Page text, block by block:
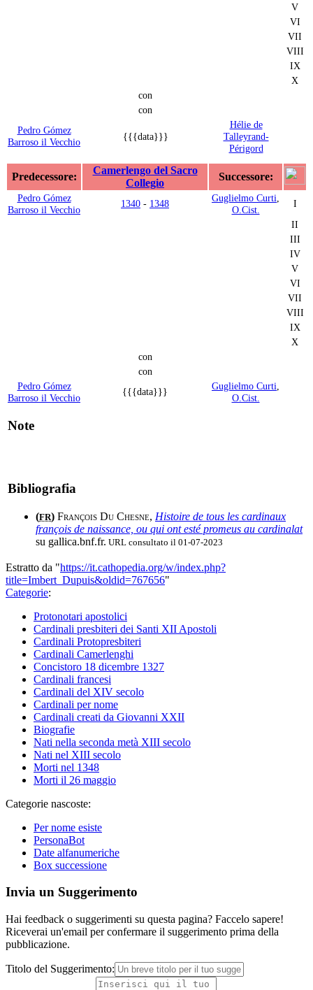
V
VI
VII
VIII
IX
X
con
con
Pedro Gómez
Barroso il Vecchio
{{{data}}}
Hélie de
Talleyrand-
Périgord
Predecessore:
Camerlengo del Sacro
Collegio
Successore:
Pedro Gómez
Barroso il Vecchio
1340 - 1348 Guglielmo Curti
O.Cist.
I
II
III
IV
V
VI
VII
VIII
IX
X
con
con
Pedro Gómez
Barroso il Vecchio
{{{data}}} Guglielmo Curti
O.Cist.
Note
Bibliografia
(FR) François Du Chesne, Histoire de tous les cardinaux
françois de naissance, ou qui ont esté promeus au cardinalat
su gallica.bnf.fr. URL consultato il 01-07-2023
Estratto da "https://it.cathopedia.org/w/index.php?
title=Imbert_Dupuis&oldid=767656"
Categorie:
Protonotari apostolici
Cardinali presbiteri dei Santi XII Apostoli
Cardinali Protopresbiteri
Cardinali Camerlenghi
Concistoro 18 dicembre 1327
Cardinali francesi
Cardinali del XIV secolo
Cardinali per nome
Cardinali creati da Giovanni XXII
Biografie
Nati nella seconda metà XIII secolo
Nati nel XIII secolo
Morti nel 1348
Morti il 26 maggio
Categorie nascoste:
Per nome esiste
PersonaBot
Date alfanumeriche
Box successione
Invia un Suggerimento
Hai feedback o suggerimenti su questa pagina? Faccelo sapere!
Riceverai un'email per confermare il suggerimento prima della
pubblicazione.
Titolo del Suggerimento: